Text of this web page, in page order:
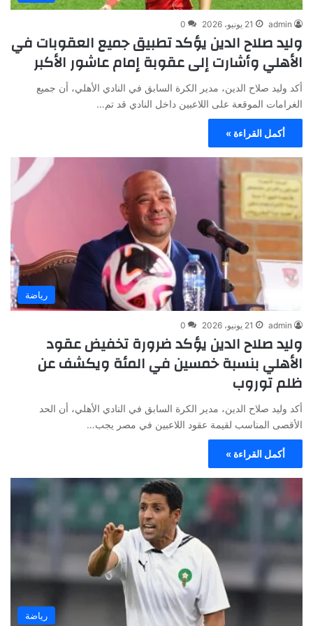
admin 21 يونيو، 2026 0
وليد صلاح الدين يؤكد تطبيق جميع العقوبات في
الأهلي وأشارت إلى عقوبة إمام عاشور الأكبر
أكد وليد صلاح الدين، مدير الكرة السابق في النادي الأهلي، أن جميع
الغرامات الموقعة على اللاعبين داخل النادي قد تم…
أكمل القراءة »
رياضة
admin 21 يونيو، 2026 0
وليد صلاح الدين يؤكد ضرورة تخفيض عقود
الأهلي بنسبة خمسين في المئة ويكشف عن
ظلم توروب
أكد وليد صلاح الدين، مدير الكرة السابق في النادي الأهلي، أن الحد
الأقصى المناسب لقيمة عقود اللاعبين في مصر يجب…
أكمل القراءة »
رياضة